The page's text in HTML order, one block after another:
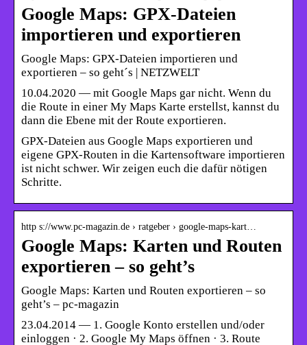
Google Maps: GPX-Dateien
importieren und exportieren
Google Maps: GPX-Dateien importieren und
exportieren – so geht´s | NETZWELT
10.04.2020 — mit Google Maps gar nicht. Wenn du
die Route in einer My Maps Karte erstellst, kannst du
dann die Ebene mit der Route exportieren.
GPX-Dateien aus Google Maps exportieren und
eigene GPX-Routen in die Kartensoftware importieren
ist nicht schwer. Wir zeigen euch die dafür nötigen
Schritte.
http s://www.pc-magazin.de › ratgeber › google-maps-kart…
Google Maps: Karten und Routen
exportieren – so geht’s
Google Maps: Karten und Routen exportieren – so
geht’s – pc-magazin
23.04.2014 — 1. Google Konto erstellen und/oder
einloggen · 2. Google My Maps öffnen · 3. Route